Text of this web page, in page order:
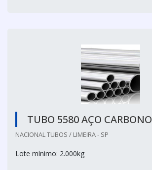
TUBO 5580 AÇO CARBONO
NACIONAL TUBOS / LIMEIRA - SP
Lote mínimo: 2.000kg